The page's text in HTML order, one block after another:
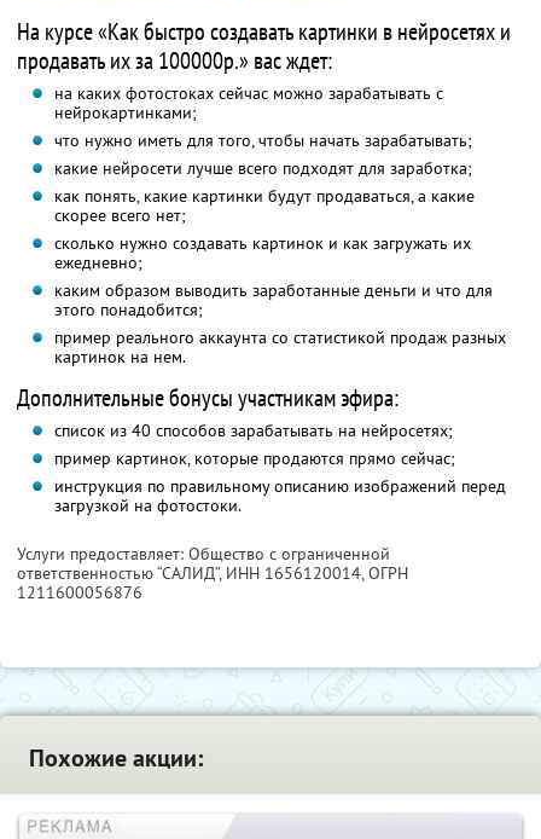
На курсе «Как быстро создавать картинки в нейросетях и
продавать их за 100000р.» вас ждет:
на каких фотостоках сейчас можно зарабатывать с
нейрокартинками;
что нужно иметь для того, чтобы начать зарабатывать;
какие нейросети лучше всего подходят для заработка;
как понять, какие картинки будут продаваться, а какие
скорее всего нет;
сколько нужно создавать картинок и как загружать их
ежедневно;
каким образом выводить заработанные деньги и что для
этого понадобится;
пример реального аккаунта со статистикой продаж разных
картинок на нем.
Дополнительные бонусы участникам эфира:
список из 40 способов зарабатывать на нейросетях;
пример картинок, которые продаются прямо сейчас;
инструкция по правильному описанию изображений перед
загрузкой на фотостоки.
Услуги предоставляет: Общество с ограниченной
ответственностью “САЛИД”, ИНН 1656120014, ОГРН
1211600056876
Похожие акции: